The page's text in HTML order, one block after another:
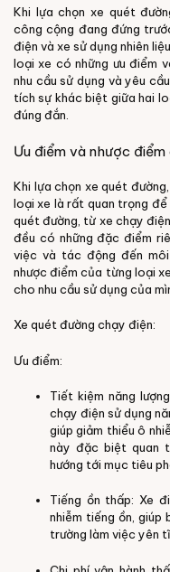
Khi lựa chọn xe quét
công cộng đang đứng
điện và xe sử dụng nhiên
loại xe có những ưu điểm
nhu cầu sử dụng và yêu
tích sự khác biệt giữa hai
đúng đắn.
Ưu điểm và nhược
Khi lựa chọn xe quét
loại xe là rất quan trọng để
quét đường, từ xe chạy
đều có những đặc điểm
việc và tác động đến môi
nhược điểm của từng loại
cho nhu cầu sử dụng của
Xe quét đường chạy điện:
Ưu điểm:
Tiết kiệm năng
chạy điện sử dụng
giúp giảm thiểu ô
này đặc biệt quan
hướng tới mục tiêu
Tiếng ồn thấp: Xe
nhiễm tiếng ồn,
trường làm việc yên